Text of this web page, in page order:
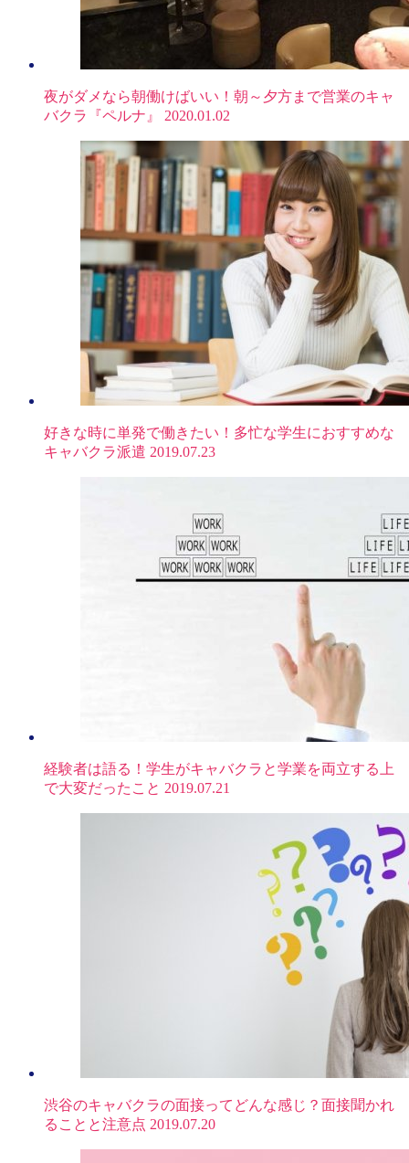
夜がダメなら朝働けばいい！朝～夕方まで営業のキャ
バクラ『ペルナ』 2020.01.02
好きな時に単発で働きたい！多忙な学生におすすめな
キャバクラ派遣 2019.07.23
経験者は語る！学生がキャバクラと学業を両立する上
で大変だったこと 2019.07.21
渋谷のキャバクラの面接ってどんな感じ？面接聞かれ
ることと注意点 2019.07.20